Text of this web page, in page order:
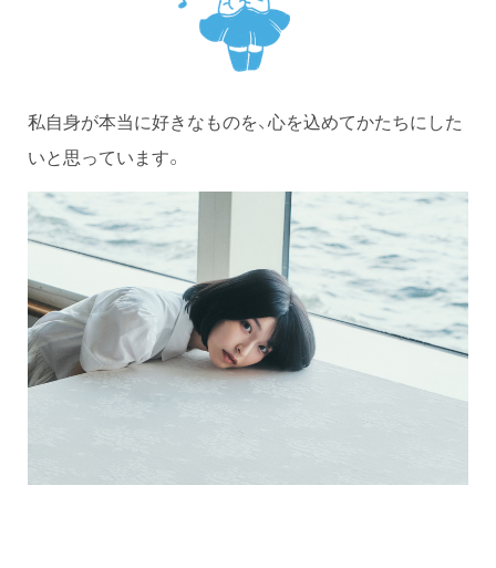
私自身が本当に好きなものを、心を込めてかたちにした
いと思っています。